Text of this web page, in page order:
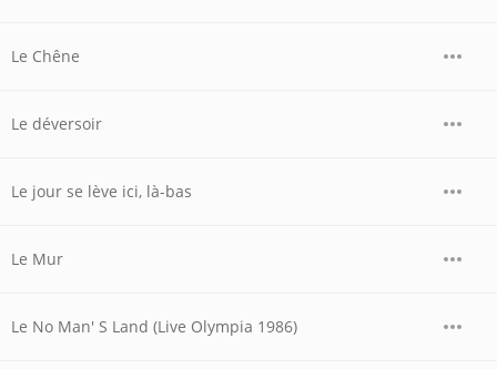
Le Chêne
Le déversoir
Le jour se lève ici, là-bas
Le Mur
Le No Man' S Land (Live Olympia 1986)